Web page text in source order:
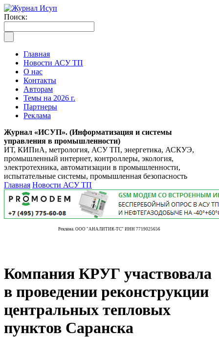
Поиск:
Главная
Новости АСУ ТП
О нас
Контакты
Авторам
Темы на 2026 г.
Партнеры
Реклама
Журнал «ИСУП». (Информатизация и системы
управления в промышленности)
ИТ, КИПиА, метрология, АСУ ТП, энергетика, АСКУЭ,
промышленный интернет, контроллеры, экология,
электротехника, автоматизации в промышленности,
испытательные системы, промышленная безопасность
Главная Новости АСУ ТП
Реклама. ООО "АНАЛИТИК-ТС" ИНН 7719025656
Компания КРУГ участвовала
в проведении реконструкции
центральных тепловых
пунктов Саранска